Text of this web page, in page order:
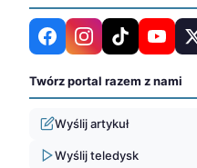
Twórz portal razem z nami
Wyślij artykuł
Wyślij teledysk